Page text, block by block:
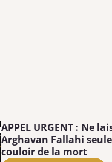
APPEL URGENT : Ne
Arghavan Fallahi
couloir de la mort